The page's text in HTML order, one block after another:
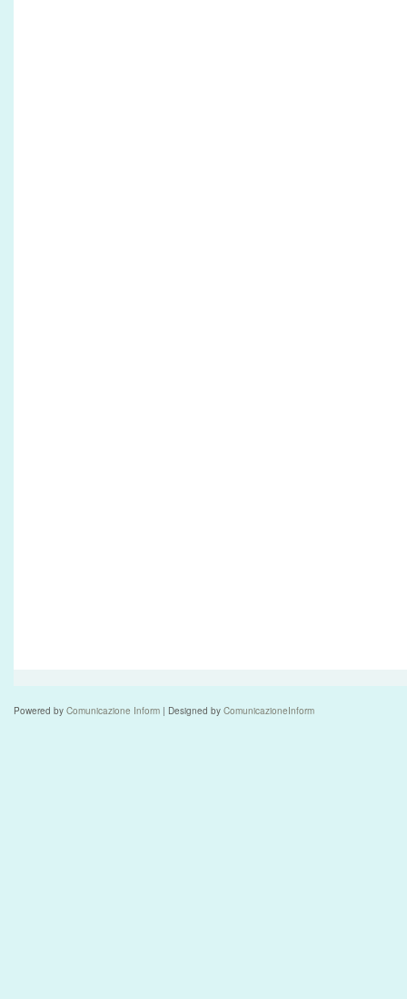
Powered by Comunicazione Inform | Designed by ComunicazioneInform